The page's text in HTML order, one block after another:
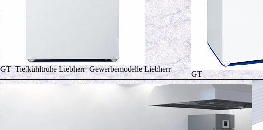
GT Tiefkühltruhe Liebherr Gewerbemodelle Liebherr
GT